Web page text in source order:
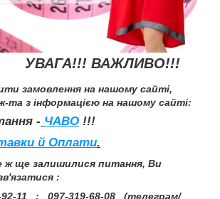
ВАЖЛИВО!!!
замовлення на нашому сайті,
та з інформацією на нашому сайті:
- ЧАВО !!!
й Оплати.
ж ще залишилися питання, Ви
:
11 ; 097-319-68-08 (телеграм/